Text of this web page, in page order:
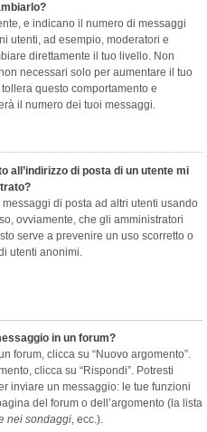
e indicano il numero di messaggi
utenti, ad esempio, moderatori e
direttamente il tuo livello. Non
necessari solo per aumentare il tuo
questo comportamento e
il numero dei tuoi messaggi.
all’indirizzo di posta di un utente mi
di posta ad altri utenti usando
ovviamente, che gli amministratori
serve a prevenire un uso scorretto o
utenti anonimi.
in un forum?
forum, clicca su “Nuovo argomento”.
clicca su “Rispondi”. Potresti
inviare un messaggio: le tue funzioni
del forum o dell’argomento (la lista
nei sondaggi, ecc.).